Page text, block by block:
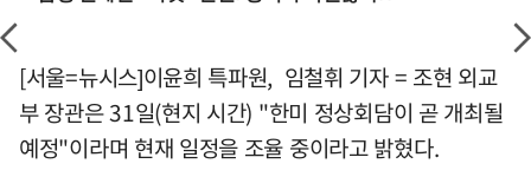
[서울=뉴시스]이윤희 특파원, 임철휘 기자 = 조현 외교
부 장관은 31일(현지 시간) "한미 정상회담이 곧 개최될
예정"이라며 현재 일정을 조율 중이라고 밝혔다.